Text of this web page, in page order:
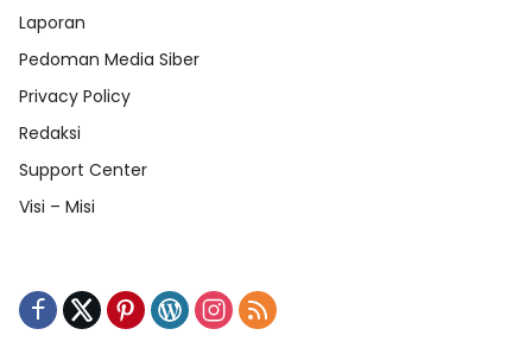
Laporan
Pedoman Media Siber
Privacy Policy
Redaksi
Support Center
Visi – Misi